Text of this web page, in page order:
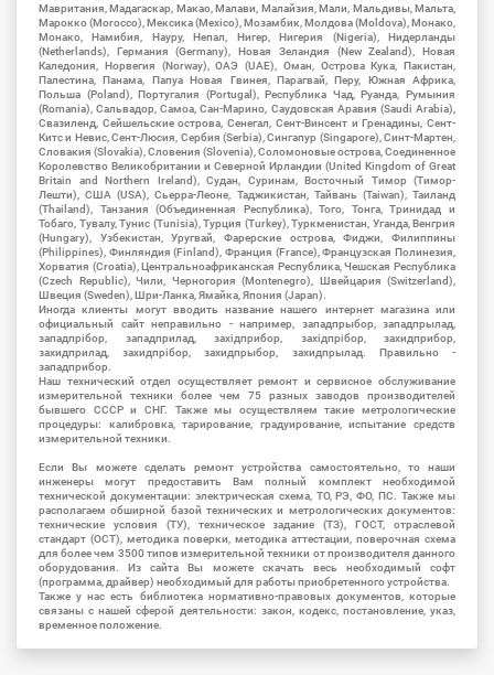
Мавритания, Мадагаскар, Макао, Малави, Малайзия, Мали, Мальдивы, Мальта,
Марокко (Morocco), Мексика (Mexico), Мозамбик, Молдова (Moldova), Монако,
Монако, Намибия, Науру, Непал, Нигер, Нигерия (Nigeria), Нидерланды
(Netherlands), Германия (Germany), Новая Зеландия (New Zealand), Новая
Каледония, Норвегия (Norway), ОАЭ (UAE), Оман, Острова Кука, Пакистан,
Палестина, Панама, Папуа Новая Гвинея, Парагвай, Перу, Южная Африка,
Польша (Poland), Португалия (Portugal), Республика Чад, Руанда, Румыния
(Romania), Сальвадор, Самоа, Сан-Марино, Саудовская Аравия (Saudi Arabia),
Свазиленд, Сейшельские острова, Сенегал, Сент-Винсент и Гренадины, Сент-
Китс и Невис, Сент-Люсия, Сербия (Serbia), Сингапур (Singapore), Синт-Мартен,
Словакия (Slovakia), Словения (Slovenia), Соломоновые острова, Соединенное
Королевство Великобритании и Северной Ирландии (United Kingdom of Great
Britain and Northern Ireland), Судан, Суринам, Восточный Тимор (Тимор-
Лешти), США (USA), Сьерра-Леоне, Таджикистан, Тайвань (Taiwan), Таиланд
(Thailand), Танзания (Объединенная Республика), Того, Тонга, Тринидад и
Тобаго, Тувалу, Тунис (Tunisia), Турция (Turkey), Туркменистан, Уганда, Венгрия
(Hungary), Узбекистан, Уругвай, Фарерские острова, Фиджи, Филиппины
(Philippines), Финляндия (Finland), Франция (France), Французская Полинезия,
Хорватия (Croatia), Центральноафриканская Республика, Чешская Республика
(Czech Republic), Чили, Черногория (Montenegro), Швейцария (Switzerland),
Швеция (Sweden), Шри-Ланка, Ямайка, Япония (Japan).
Иногда клиенты могут вводить название нашего интернет магазина или
официальный сайт неправильно - например, западпрыбор, западпрылад,
западпрібор, западприлад, західприбор, західпрібор, захидприбор,
захидприлад, захидпрібор, захидпрыбор, захидпрылад. Правильно -
западприбор.
Наш технический отдел осуществляет ремонт и сервисное обслуживание
измерительной техники более чем 75 разных заводов производителей
бывшего СССР и СНГ. Также мы осуществляем такие метрологические
процедуры: калибровка, тарирование, градуирование, испытание средств
измерительной техники.
Если Вы можете сделать ремонт устройства самостоятельно, то наши
инженеры могут предоставить Вам полный комплект необходимой
технической документации: электрическая схема, ТО, РЭ, ФО, ПС. Также мы
располагаем обширной базой технических и метрологических документов:
технические условия (ТУ), техническое задание (ТЗ), ГОСТ, отраслевой
стандарт (ОСТ), методика поверки, методика аттестации, поверочная схема
для более чем 3500 типов измерительной техники от производителя данного
оборудования. Из сайта Вы можете скачать весь необходимый софт
(программа, драйвер) необходимый для работы приобретенного устройства.
Также у нас есть библиотека нормативно-правовых документов, которые
связаны с нашей сферой деятельности: закон, кодекс, постановление, указ,
временное положение.